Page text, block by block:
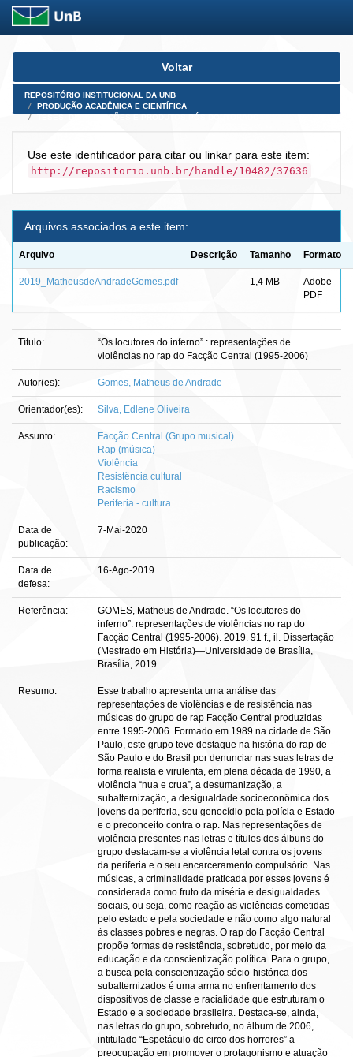
Skip
Voltar
REPOSITÓRIO INSTITUCIONAL DA UNB
PRODUÇÃO ACADÊMICA E CIENTÍFICA
Use este identificador para citar ou linkar para este item:
http://repositorio.unb.br/handle/10482/37636
Arquivos associados a este item:
Arquivo Descrição Tamanho Formato
2019_MatheusdeAndradeGomes.pdf 1,4 MB
Adobe
PDF
Título:
“Os locutores do inferno” : representações de
violências no rap do Facção Central (1995-2006)
Autor(es): Gomes, Matheus de Andrade
Orientador(es): Silva, Edlene Oliveira
Assunto:
Facção Central (Grupo musical)
Rap (música)
Violência
Resistência cultural
Racismo
Periferia - cultura
Data de
publicação:
7-Mai-2020
Data de
defesa:
16-Ago-2019
Referência:
GOMES, Matheus de Andrade. “Os locutores do
inferno”: representações de violências no rap do
Facção Central (1995-2006). 2019. 91 f., il. Dissertação
(Mestrado em História)—Universidade de Brasília,
Brasília, 2019.
Resumo:
Esse trabalho apresenta uma análise das
representações de violências e de resistência nas
músicas do grupo de rap Facção Central produzidas
entre 1995-2006. Formado em 1989 na cidade de São
Paulo, este grupo teve destaque na história do rap de
São Paulo e do Brasil por denunciar nas suas letras de
forma realista e virulenta, em plena década de 1990, a
violência “nua e crua”, a desumanização, a
subalternização, a desigualdade socioeconômica dos
jovens da periferia, seu genocídio pela polícia e Estado
e o preconceito contra o rap. Nas representações de
violência presentes nas letras e títulos dos álbuns do
grupo destacam-se a violência letal contra os jovens
da periferia e o seu encarceramento compulsório. Nas
músicas, a criminalidade praticada por esses jovens é
considerada como fruto da miséria e desigualdades
sociais, ou seja, como reação as violências cometidas
pelo estado e pela sociedade e não como algo natural
às classes pobres e negras. O rap do Facção Central
propõe formas de resistência, sobretudo, por meio da
educação e da conscientização política. Para o grupo,
a busca pela conscientização sócio-histórica dos
subalternizados é uma arma no enfrentamento dos
dispositivos de classe e racialidade que estruturam o
Estado e a sociedade brasileira. Destaca-se, ainda,
nas letras do grupo, sobretudo, no álbum de 2006,
intitulado “Espetáculo do circo dos horrores” a
preocupação em promover o protagonismo e atuação